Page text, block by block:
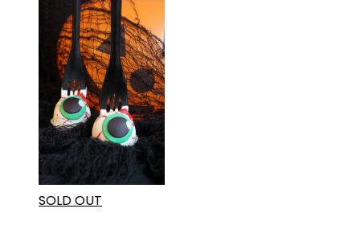
SOLD OUT